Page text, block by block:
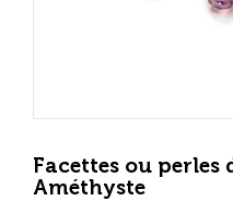
Facettes ou perles
Améthyste